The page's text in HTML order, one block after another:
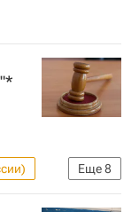
Еще8